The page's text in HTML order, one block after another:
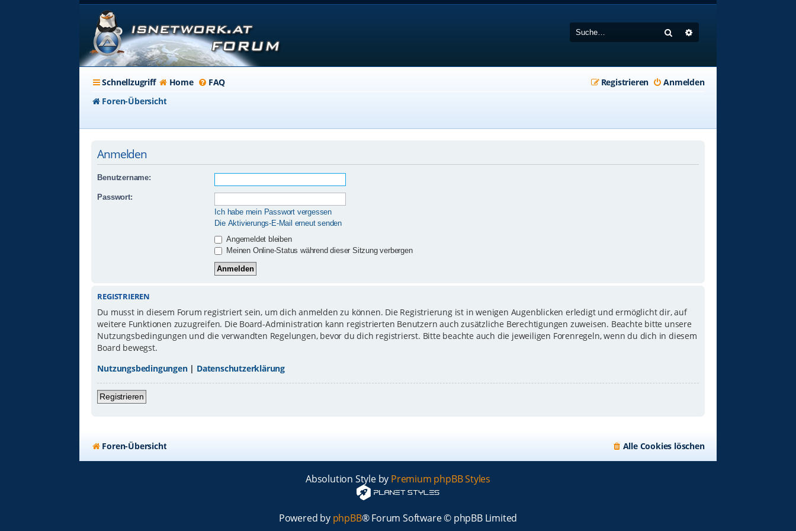
Suche
Schnellzugriff Home FAQ Anmelden
Registrieren
Foren-Übersicht
Anmelden
Benutzername:
Passwort:
Ich habe mein Passwort vergessen
Die Aktivierungs-E-Mail erneut senden
Angemeldet bleiben
Meinen Online-Status während dieser Sitzung verbergen
REGISTRIEREN
Du musst in diesem Forum registriert sein, um dich anmelden zu können. Die Registrierung ist in wenigen Augenblicken erledigt und ermöglicht dir, auf
weitere Funktionen zuzugreifen. Die Board-Administration kann registrierten Benutzern auch zusätzliche Berechtigungen zuweisen. Beachte bitte unsere
Nutzungsbedingungen und die verwandten Regelungen, bevor du dich registrierst. Bitte beachte auch die jeweiligen Forenregeln, wenn du dich in diesem
Board bewegst.
Nutzungsbedingungen| Datenschutzerklärung
Registrieren
Foren-Übersicht Alle Cookies löschen
Absolution Style by Premium phpBB Styles
Powered by phpBB® Forum Software © phpBB Limited